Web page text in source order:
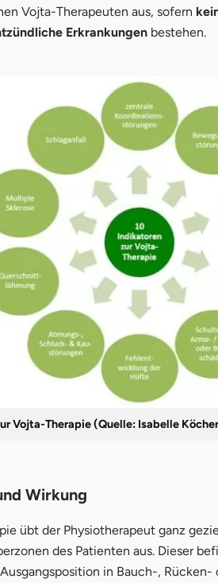
Vojta-Therapeuten aus, sofern
Erkrankungen bestehen.
Vojta-Therapie (Quelle: Isabelle
Wirkung
übt der Physiotherapeut ganz
des Patienten aus. Dieser
in Bauch-, Rücken-